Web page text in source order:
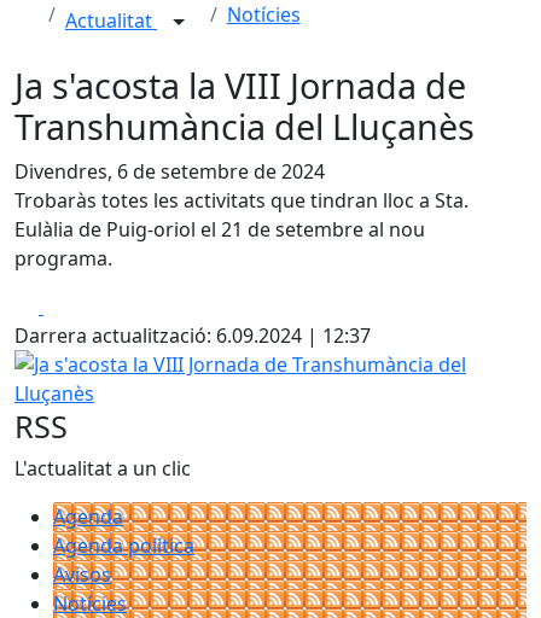
Actualitat Notícies
Ja s'acosta la VIII Jornada de
Transhumància del Lluçanès
Divendres, 6 de setembre de 2024
Trobaràs totes les activitats que tindran lloc a Sta.
Eulàlia de Puig-oriol el 21 de setembre al nou
programa.
Darrera actualització: 6.09.2024 | 12:37
Ja s'acosta la VIII Jornada de Transhumància del Lluçanès
RSS
L'actualitat a un clic
Agenda
Agenda política
Avisos
Notícies